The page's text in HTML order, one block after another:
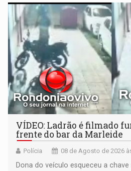
VÍDEO: Ladrão é filmado
frente do bar da Marleide
Polícia 08 de Agosto de 2026
Dona do veículo esqueceu a